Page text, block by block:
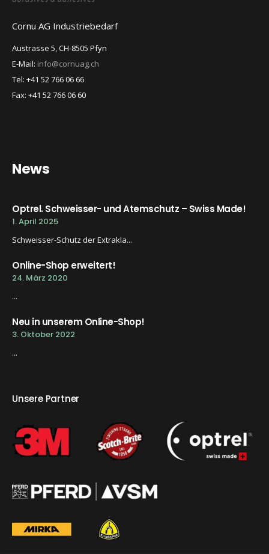
Cornu AG Industriebedarf
Austrasse 5, CH-8505 Pfyn
E-Mail: info@cornuag.ch
Tel: +41 52 766 06 66
Fax: +41 52 766 06 60
News
Optrel. Schweisser- und Atemschutz – Swiss Made!
1. April 2025
Schweisser-Schutz der Extrakla...
Online-Shop erweitert!
24. März 2020
...
Neu in unserem Online-Shop!
3. Oktober 2022
...
Unsere Partner